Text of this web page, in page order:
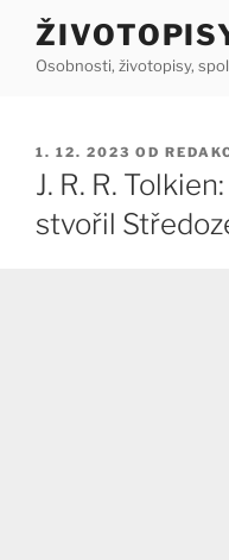
Přejít
obsahuOsobnosti, životopisy,
PUBLIKOVÁNO
1. 12. 2023 OD
J. R. R.
stvořil